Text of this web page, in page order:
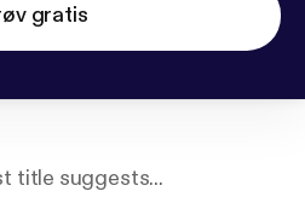
gratis
title suggests...